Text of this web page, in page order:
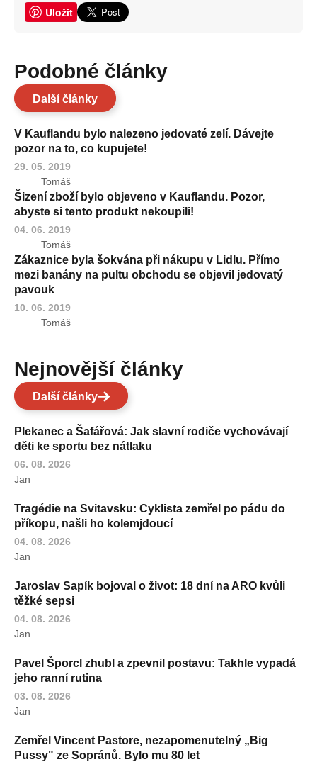
Uložit
Podobné články
Další články
V Kauflandu bylo nalezeno jedovaté zelí. Dávejte
pozor na to, co kupujete!
29. 05. 2019
Tomáš
Šizení zboží bylo objeveno v Kauflandu. Pozor,
abyste si tento produkt nekoupili!
04. 06. 2019
Tomáš
Zákaznice byla šokvána při nákupu v Lidlu. Přímo
mezi banány na pultu obchodu se objevil jedovatý
pavouk
10. 06. 2019
Tomáš
Nejnovější články
Další články
Plekanec a Šafářová: Jak slavní rodiče vychovávají
děti ke sportu bez nátlaku
06. 08. 2026
Jan
Tragédie na Svitavsku: Cyklista zemřel po pádu do
příkopu, našli ho kolemjdoucí
04. 08. 2026
Jan
Jaroslav Sapík bojoval o život: 18 dní na ARO kvůli
těžké sepsi
04. 08. 2026
Jan
Pavel Šporcl zhubl a zpevnil postavu: Takhle vypadá
jeho ranní rutina
03. 08. 2026
Jan
Zemřel Vincent Pastore, nezapomenutelný „Big
Pussy" ze Sopránů. Bylo mu 80 let